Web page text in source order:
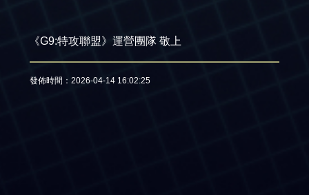
《G9:特攻聯盟》運營團隊 敬上
發佈時間：2026-04-14 16:02:25